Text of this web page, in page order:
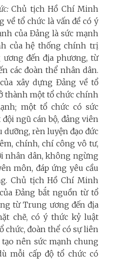
Chủ tịch Hồ Chí Minh
về tổ chức là vấn đề có ý
của Đảng là sức mạnh
của hệ thống chính trị
đến địa phương, từ
các đoàn thể nhân dân.
xây dựng Đảng về tổ
thành một tổ chức chính
một tổ chức có sức
ngũ cán bộ, đảng viên
rèn luyện đạo đức
chính, chí công vô tư,
nhân dân, không ngừng
môn, đáp ứng yêu cầu
Chủ tịch Hồ Chí Minh
Đảng bắt nguồn từ tổ
từ Trung ương đến địa
chẽ, có ý thức kỷ luật
chức, đoàn thể có sự liên
nên sức mạnh chung
mỗi cấp độ tổ chức có